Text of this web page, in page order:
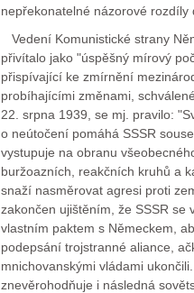
nepřekonatelné názorové rozdíly
Vedení Komunistické strany
přivítalo jako "úspěšný mírový
přispívající ke zmírnění
probíhajícími změnami,
22. srpna 1939, se mj. pravilo:
o neútočení pomáhá SSSR
vystupuje na obranu
buržoazních, reakčních kruhů a
snaží nasměrovat agresi proti
zakončen ujištěním, že SSSR se
vlastním paktem s Německem,
podepsání trojstranné aliance,
mnichovanskými vládami
znevěrohodňuje i následná